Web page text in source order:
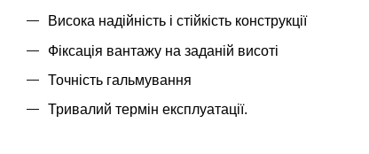
Висока надійність і стійкість конструкції
Фіксація вантажу на заданій висоті
Точність гальмування
Тривалий термін експлуатації.